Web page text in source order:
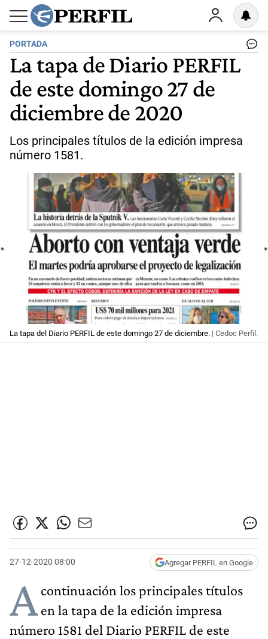
PORTADA
La tapa de Diario PERFIL
de este domingo 27 de
diciembre de 2020
Los principales títulos de la edición impresa
número 1581.
La tapa del Diario PERFIL de este domingo 27 de diciembre. | Cedoc Perfil.
27-12-2020 08:00 Agregar PERFIL en Google
Acontinuación los principales títulos
en la tapa de la edición impresa
número 1581 del Diario PERFIL de este